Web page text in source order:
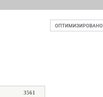
3561